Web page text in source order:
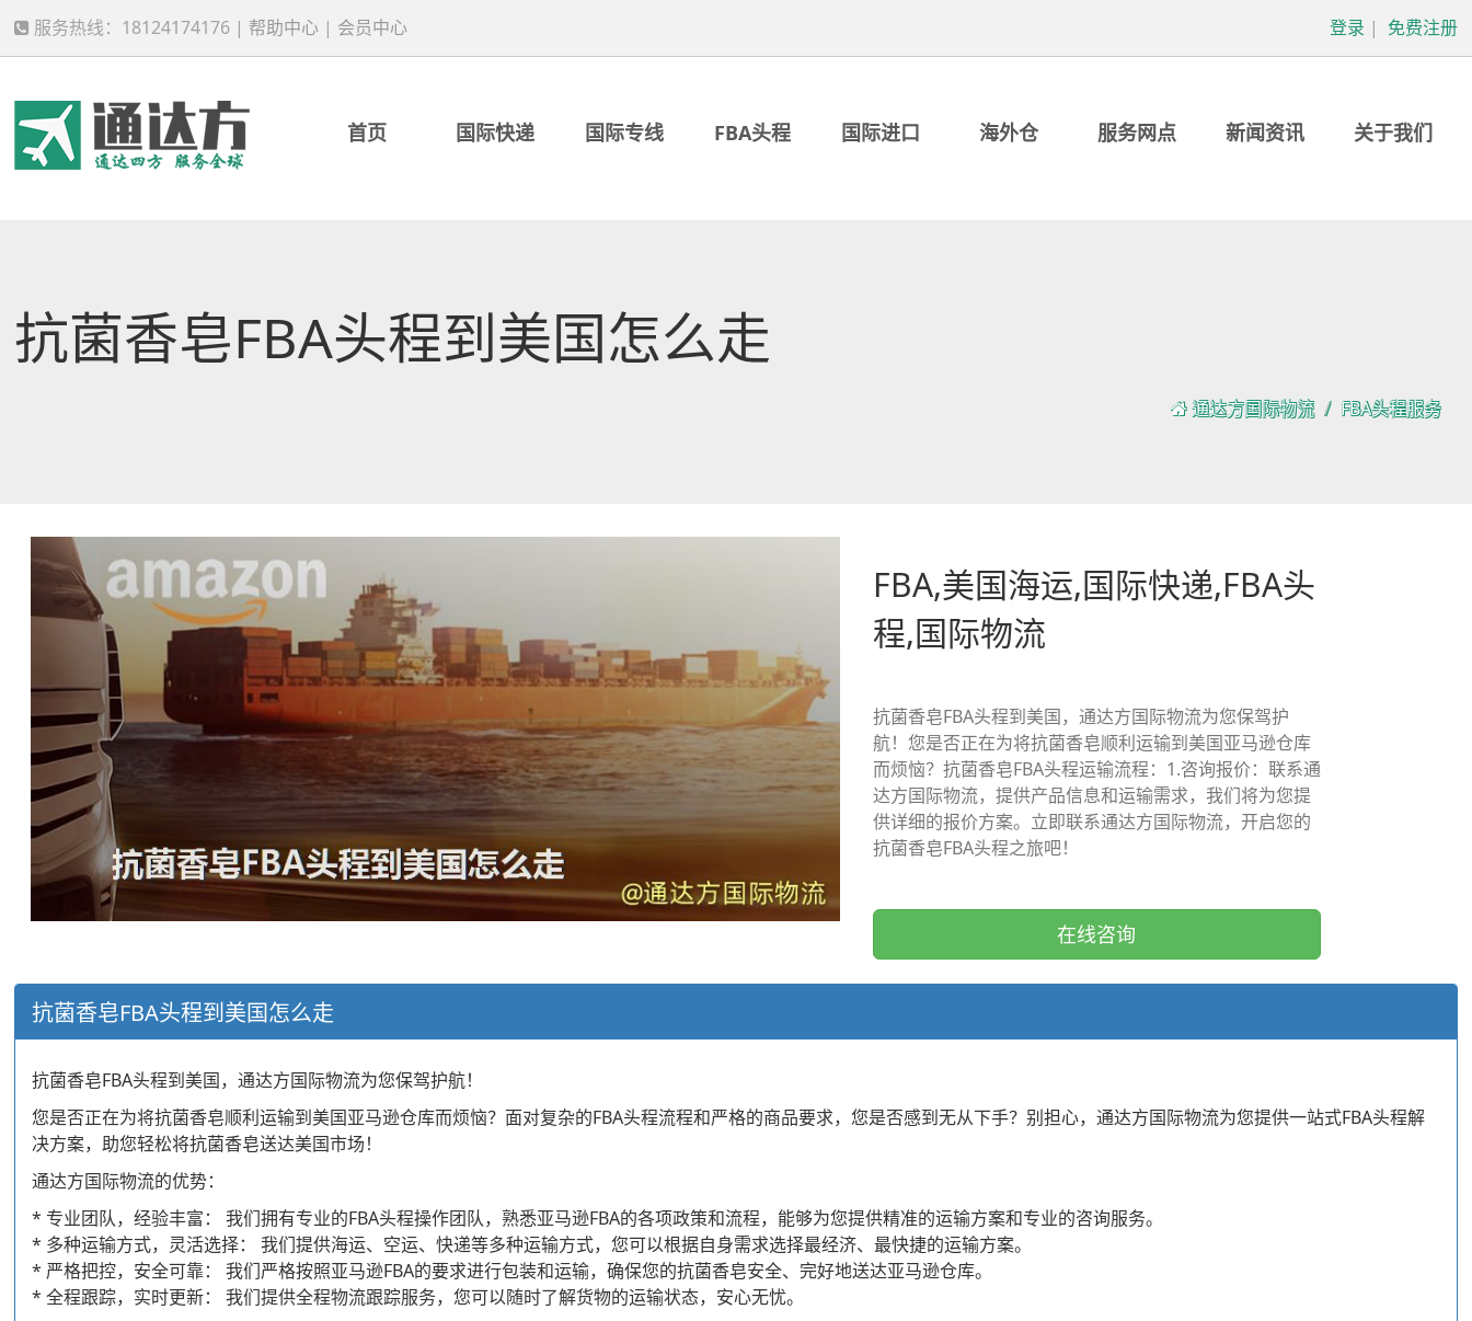
服务热线：18124174176 | 帮助中心 | 会员中心 登录 | 免费注册
首页 国际快递 国际专线 FBA头程 国际进口 海外仓 服务网点 新闻资讯 关于我们
抗菌香皂FBA头程到美国怎么走
通达方国际物流 FBA头程服务
FBA,美国海运,国际快递,FBA头
程,国际物流
抗菌香皂FBA头程到美国，通达方国际物流为您保驾护
航！您是否正在为将抗菌香皂顺利运输到美国亚马逊仓库
而烦恼？抗菌香皂FBA头程运输流程：1.咨询报价：联系通
达方国际物流，提供产品信息和运输需求，我们将为您提
供详细的报价方案。立即联系通达方国际物流，开启您的
抗菌香皂FBA头程之旅吧！
在线咨询
抗菌香皂FBA头程到美国怎么走
抗菌香皂FBA头程到美国，通达方国际物流为您保驾护航！
您是否正在为将抗菌香皂顺利运输到美国亚马逊仓库而烦恼？面对复杂的FBA头程流程和严格的商品要求，您是否感到无从下手？别担心，通达方国际物流为您提供一站式FBA头程解
决方案，助您轻松将抗菌香皂送达美国市场！
通达方国际物流的优势：
* 专业团队，经验丰富： 我们拥有专业的FBA头程操作团队，熟悉亚马逊FBA的各项政策和流程，能够为您提供精准的运输方案和专业的咨询服务。
* 多种运输方式，灵活选择： 我们提供海运、空运、快递等多种运输方式，您可以根据自身需求选择最经济、最快捷的运输方案。
* 严格把控，安全可靠： 我们严格按照亚马逊FBA的要求进行包装和运输，确保您的抗菌香皂安全、完好地送达亚马逊仓库。
* 全程跟踪，实时更新： 我们提供全程物流跟踪服务，您可以随时了解货物的运输状态，安心无忧。